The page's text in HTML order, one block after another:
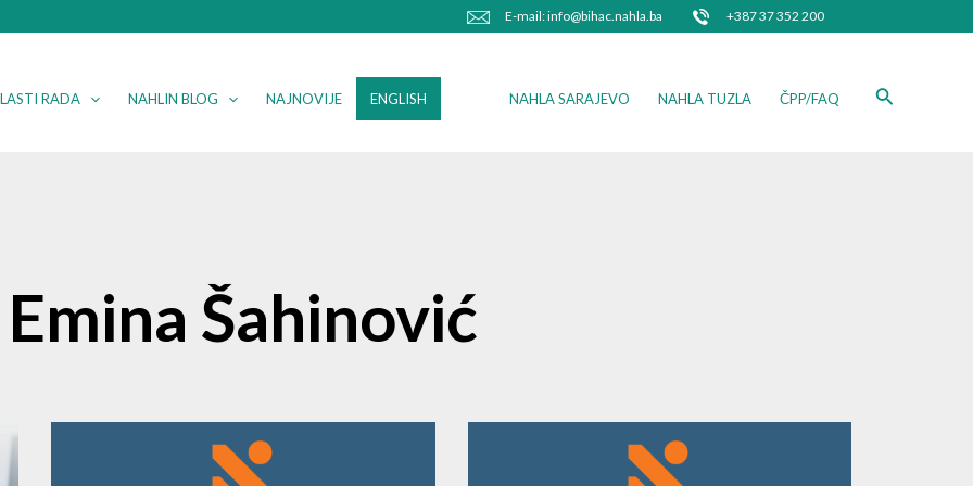
E-mail: info@bihac.nahla.ba +387 37 352 200
RADA NAHLIN BLOG NAJNOVIJE ENGLISH NAHLA SARAJEVO NAHLA TUZLA ČPP/FAQ Search
Emina Šahinović